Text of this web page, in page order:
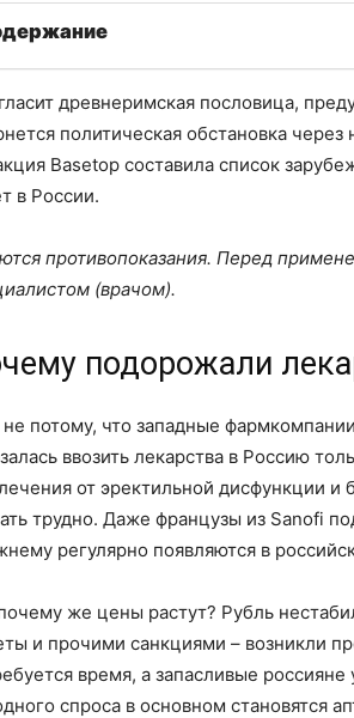
древнеримская пословица,
политическая обстановка
Basetop составила список
в России.
противопоказания. Перед
(врачом).
подорожали
не потому, что западные
ввозить лекарства в Россию
от эректильной дисфункции и
трудно. Даже французы из Sanofi
регулярно появляются в
же цены растут? Рубль
и прочими санкциями – возникли
время, а запасливые
спроса в основном становятся